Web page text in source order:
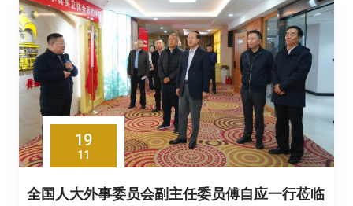
19
11
全国人大外事委员会副主任委员傅自应一行莅临